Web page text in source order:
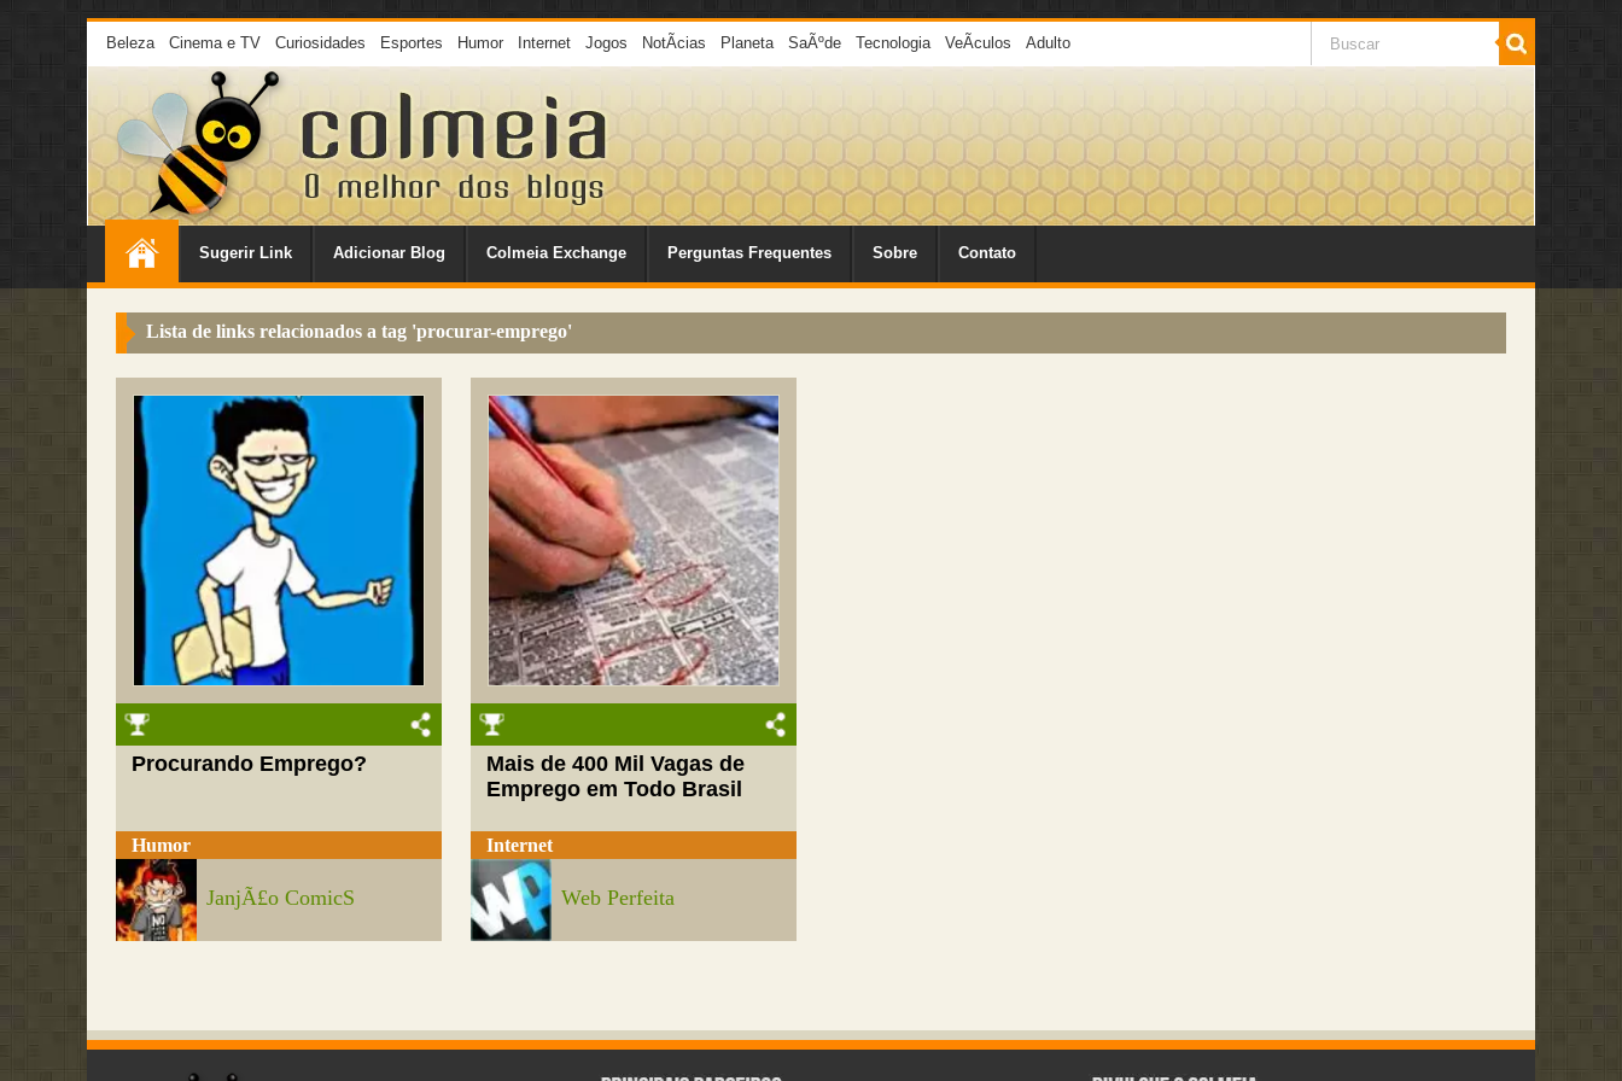
Beleza Cinema e TV Curiosidades Esportes Humor Internet Jogos NotÃ­cias Planeta SaÃºde Tecnologia VeÃ­culos Adulto
Sugerir Link Adicionar Blog Colmeia Exchange Perguntas Frequentes Sobre Contato
Lista de links relacionados a tag 'procurar-emprego'
Procurando Emprego?
Humor
JanjÃ£o ComicS
Mais de 400 Mil Vagas de
Emprego em Todo Brasil
Internet
Web Perfeita